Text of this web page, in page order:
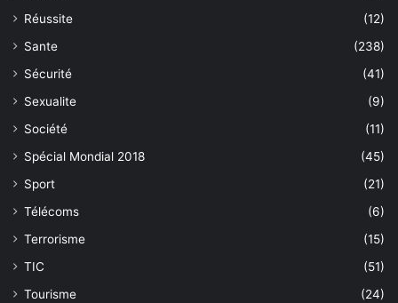
Réussite
(12)
Sante
(238)
Sécurité
(41)
Sexualite
(9)
Société
(11)
Spécial Mondial 2018
(45)
Sport
(21)
Télécoms
(6)
Terrorisme
(15)
TIC
(51)
Tourisme
(24)